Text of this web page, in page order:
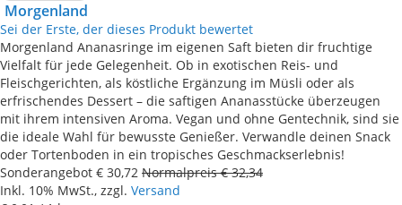
Morgenland
Sei der Erste, der dieses Produkt bewertet
Morgenland Ananasringe im eigenen Saft bieten dir fruchtige
Vielfalt für jede Gelegenheit. Ob in exotischen Reis- und
Fleischgerichten, als köstliche Ergänzung im Müsli oder als
erfrischendes Dessert – die saftigen Ananasstücke überzeugen
mit ihrem intensiven Aroma. Vegan und ohne Gentechnik, sind sie
die ideale Wahl für bewusste Genießer. Verwandle deinen Snack
oder Tortenboden in ein tropisches Geschmackserlebnis!
Sonderangebot € 30,72 Normalpreis € 32,34
Inkl. 10% MwSt., zzgl. Versand